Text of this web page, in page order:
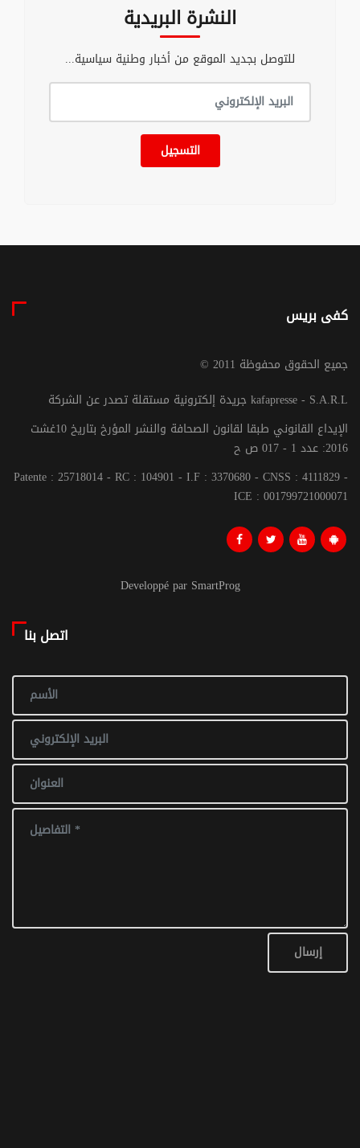
النشرة البريدية
للتوصل بجديد الموقع من أخبار وطنية سياسية...
التسجيل
كفى بريس
© جميع الحقوق محفوظة 2011
جريدة إلكترونية مستقلة تصدر عن الشركة kafapresse - S.A.R.L
الإيداع القانوني طبقا لقانون الصحافة والنشر المؤرخ بتاريخ 10غشت
2016: عدد 1 - 017 ص ح
Patente : 25718014 - RC : 104901 - I.F : 3370680 - CNSS : 4111829 -
ICE : 001799721000071
Developpé par SmartProg
اتصل بنا